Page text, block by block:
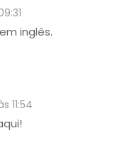
inglês.
11:54